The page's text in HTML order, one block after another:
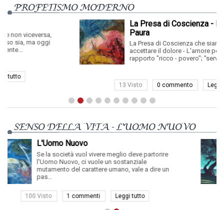
PROFETISMO MODERNO
La Presa di Coscienza - L'Amore per la
Paura
La Presa di Coscienza che siamo educati ad
accettare il dolore - L'amore per la paura. Il
rapporto "ricco - povero"; "servo - padrone" ...
0 commento Leggi tutto
SENSO DELLA VITA - L'UOMO NUOVO
meglio deve partorire
un sostanziale
umano, vale a dire un
Leggi tutto
Qual è lo Scopo
La vita non ha altro
la vita è un altro nome
cosa, nel mondo, può